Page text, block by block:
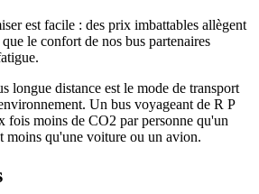
est facile : des prix imbattables allègent
le confort de nos bus partenaires
longue distance est le mode de transport
Un bus voyageant de R P
fois moins de CO2 par personne qu'un
moins qu'une voiture ou un avion.